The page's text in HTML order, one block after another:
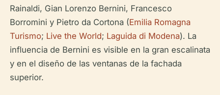
Rainaldi, Gian Lorenzo Bernini, Francesco
Borromini y Pietro da Cortona (Emilia Romagna
Turismo; Live the World; Laguida di Modena). La
influencia de Bernini es visible en la gran escalinata
y en el diseño de las ventanas de la fachada
superior.